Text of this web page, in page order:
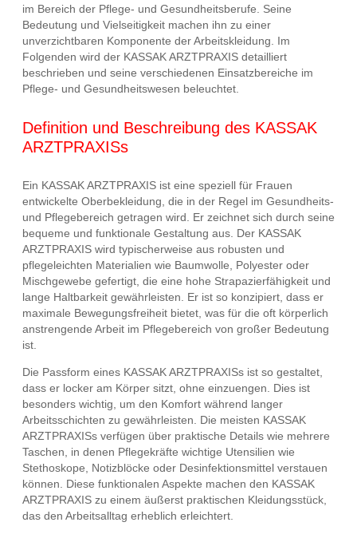
im Bereich der Pflege- und Gesundheitsberufe. Seine
Bedeutung und Vielseitigkeit machen ihn zu einer
unverzichtbaren Komponente der Arbeitskleidung. Im
Folgenden wird der KASSAK ARZTPRAXIS detailliert
beschrieben und seine verschiedenen Einsatzbereiche im
Pflege- und Gesundheitswesen beleuchtet.
Definition und Beschreibung des KASSAK
ARZTPRAXISs
Ein KASSAK ARZTPRAXIS ist eine speziell für Frauen
entwickelte Oberbekleidung, die in der Regel im Gesundheits-
und Pflegebereich getragen wird. Er zeichnet sich durch seine
bequeme und funktionale Gestaltung aus. Der KASSAK
ARZTPRAXIS wird typischerweise aus robusten und
pflegeleichten Materialien wie Baumwolle, Polyester oder
Mischgewebe gefertigt, die eine hohe Strapazierfähigkeit und
lange Haltbarkeit gewährleisten. Er ist so konzipiert, dass er
maximale Bewegungsfreiheit bietet, was für die oft körperlich
anstrengende Arbeit im Pflegebereich von großer Bedeutung
ist.
Die Passform eines KASSAK ARZTPRAXISs ist so gestaltet,
dass er locker am Körper sitzt, ohne einzuengen. Dies ist
besonders wichtig, um den Komfort während langer
Arbeitsschichten zu gewährleisten. Die meisten KASSAK
ARZTPRAXISs verfügen über praktische Details wie mehrere
Taschen, in denen Pflegekräfte wichtige Utensilien wie
Stethoskope, Notizblöcke oder Desinfektionsmittel verstauen
können. Diese funktionalen Aspekte machen den KASSAK
ARZTPRAXIS zu einem äußerst praktischen Kleidungsstück,
das den Arbeitsalltag erheblich erleichtert.